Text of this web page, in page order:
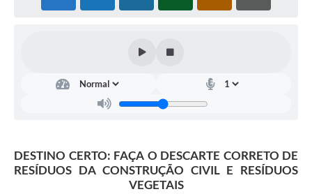
DESTINO CERTO: FAÇA O DESCARTE CORRETO DE
RESÍDUOS DA CONSTRUÇÃO CIVIL E RESÍDUOS
VEGETAIS